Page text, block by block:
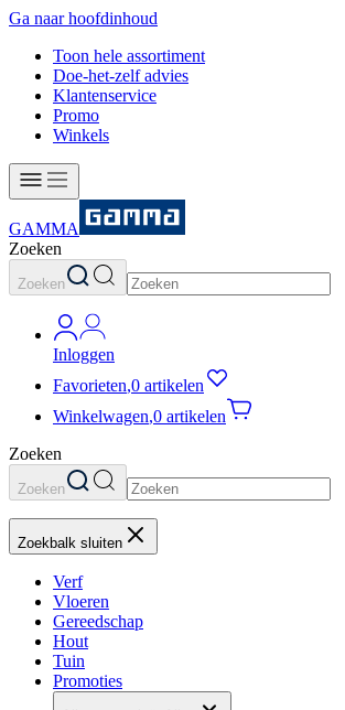
Ga naar hoofdinhoud
Toon hele assortiment
Doe-het-zelf advies
Klantenservice
Promo
Winkels
GAMMA
Zoeken
Zoeken
Inloggen
Favorieten,0 artikelen
Winkelwagen,0 artikelen
Zoeken
Zoeken
Zoekbalk sluiten
Verf
Vloeren
Gereedschap
Hout
Tuin
Promoties